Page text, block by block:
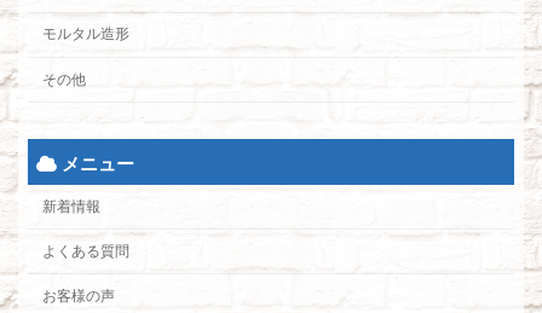
モルタル造形
その他
メニュー
新着情報
よくある質問
お客様の声